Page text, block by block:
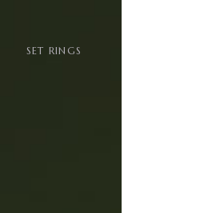
SET RINGS